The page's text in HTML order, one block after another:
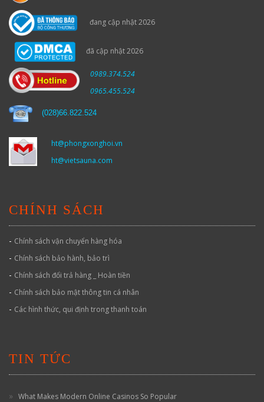
đang cập nhật 2026
đã cập nhật 2026
0989.374.524
0965.455.524
(028)66.822.524
ht@phongxonghoi.vn
ht@vietsauna.com
CHÍNH SÁCH
- Chính sách vận chuyển hàng hóa
- Chính sách bảo hành, bảo trì
- Chính sách đổi trả hàng _ Hoàn tiền
- Chính sách bảo mật thông tin cá nhân
- Các hình thức, qui định trong thanh toán
TIN TỨC
What Makes Modern Online Casinos So Popular